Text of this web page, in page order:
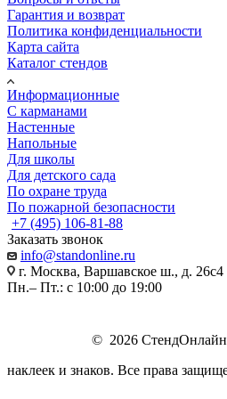
Гарантия и возврат
Политика конфиденциальности
Карта сайта
Каталог стендов
Информационные
С карманами
Настенные
Напольные
Для школы
Для детского сада
По охране труда
По пожарной безопасности
+7 (495) 106-81-88
Заказать звонок
info@standonline.ru
г. Москва, Варшавское ш., д. 26с4
Пн.– Пт.: с 10:00 до 19:00
© 2026 СтендОнлайн.
наклеек и знаков. Все права